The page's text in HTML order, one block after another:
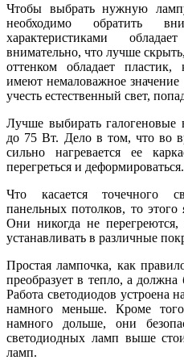
Чтобы выбрать нужную
необходимо обратить
характеристиками
внимательно, что лучше
оттенком обладает
имеют немаловажное
учесть естественный свет,
Лучше выбирать
до 75 Вт. Дело в том, что во
сильно нагревается ее
перегреться и деформироваться.
Что касается точечного
панельных потолков, то
Они никогда не
устанавливать в различные
Простая лампочка, как
преобразует в тепло, а
Работа светодиодов устроена
намного меньше. Кроме
намного дольше, они
светодиодных ламп выше
ламп.